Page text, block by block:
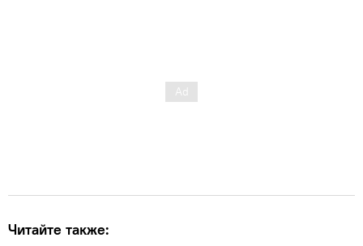
Читайте также: